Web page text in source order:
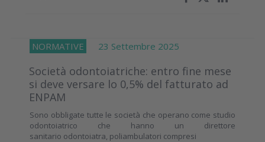
NORMATIVE 23 Settembre 2025
Società odontoiatriche: entro fine mese
si deve versare lo 0,5% del fatturato ad
ENPAM
Sono obbligate tutte le società che operano come studio
odontoiatrico che hanno un direttore
sanitario odontoiatra, poliambulatori compresi